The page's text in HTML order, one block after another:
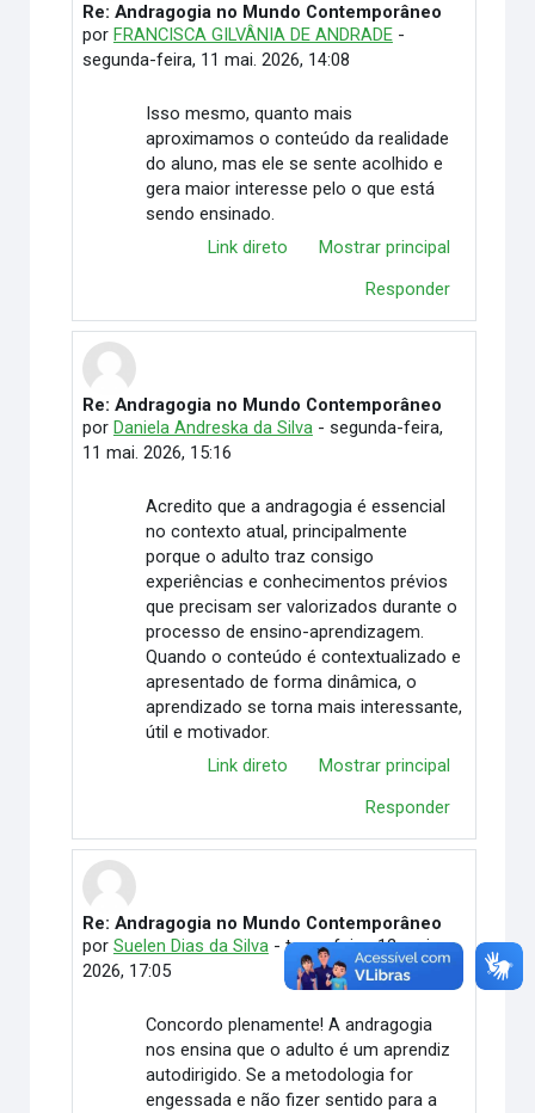
Em resposta à Taiã Mairon Peixoto Ribeiro
Re: Andragogia no Mundo Contemporâneo
por FRANCISCA GILVÂNIA DE ANDRADE-
segunda-feira, 11 mai. 2026, 14:08
Isso mesmo, quanto mais
aproximamos o conteúdo da realidade
do aluno, mas ele se sente acolhido e
gera maior interesse pelo o que está
sendo ensinado.
Link direto
Mostrar principal
Responder
Em resposta à Taiã Mairon Peixoto Ribeiro
Re: Andragogia no Mundo Contemporâneo
por Daniela Andreska da Silva- segunda-feira,
11 mai. 2026, 15:16
Acredito que a andragogia é essencial
no contexto atual, principalmente
porque o adulto traz consigo
experiências e conhecimentos prévios
que precisam ser valorizados durante o
processo de ensino-aprendizagem.
Quando o conteúdo é contextualizado e
apresentado de forma dinâmica, o
aprendizado se torna mais interessante,
útil e motivador.
Link direto
Mostrar principal
Responder
Em resposta à Taiã Mairon Peixoto Ribeiro
Re: Andragogia no Mundo Contemporâneo
por Suelen Dias da Silva-terça-feira, 12 mai.
2026, 17:05
Concordo plenamente! A andragogia
nos ensina que o adulto é um aprendiz
autodirigido. Se a metodologia for
engessada e não fizer sentido para a